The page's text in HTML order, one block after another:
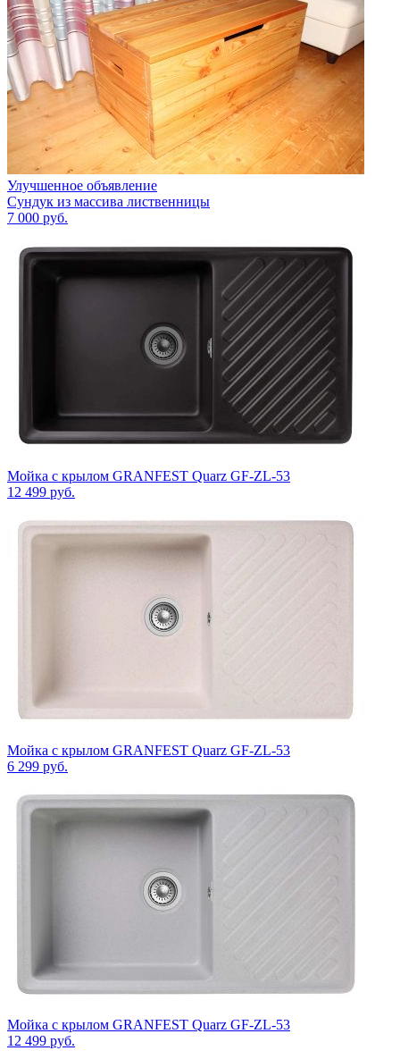
Улучшенное объявление
Сундук из массива лиственницы
7 000 руб.
Мойка с крылом GRANFEST Quarz GF-ZL-53
12 499 руб.
Мойка с крылом GRANFEST Quarz GF-ZL-53
6 299 руб.
Мойка с крылом GRANFEST Quarz GF-ZL-53
12 499 руб.